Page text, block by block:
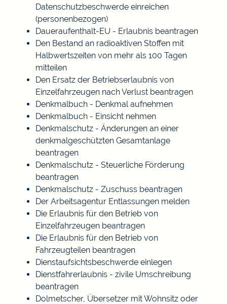
Datenschutzbeschwerde einreichen
(personenbezogen)
Daueraufenthalt-EU - Erlaubnis beantragen
Den Bestand an radioaktiven Stoffen mit
Halbwertszeiten von mehr als 100 Tagen
mitteilen
Den Ersatz der Betriebserlaubnis von
Einzelfahrzeugen nach Verlust beantragen
Denkmalbuch - Denkmal aufnehmen
Denkmalbuch - Einsicht nehmen
Denkmalschutz - Änderungen an einer
denkmalgeschützten Gesamtanlage
beantragen
Denkmalschutz - Steuerliche Förderung
beantragen
Denkmalschutz - Zuschuss beantragen
Der Arbeitsagentur Entlassungen melden
Die Erlaubnis für den Betrieb von
Einzelfahrzeugen beantragen
Die Erlaubnis für den Betrieb von
Fahrzeugteilen beantragen
Dienstaufsichtsbeschwerde einlegen
Dienstfahrerlaubnis - zivile Umschreibung
beantragen
Dolmetscher, Übersetzer mit Wohnsitz oder